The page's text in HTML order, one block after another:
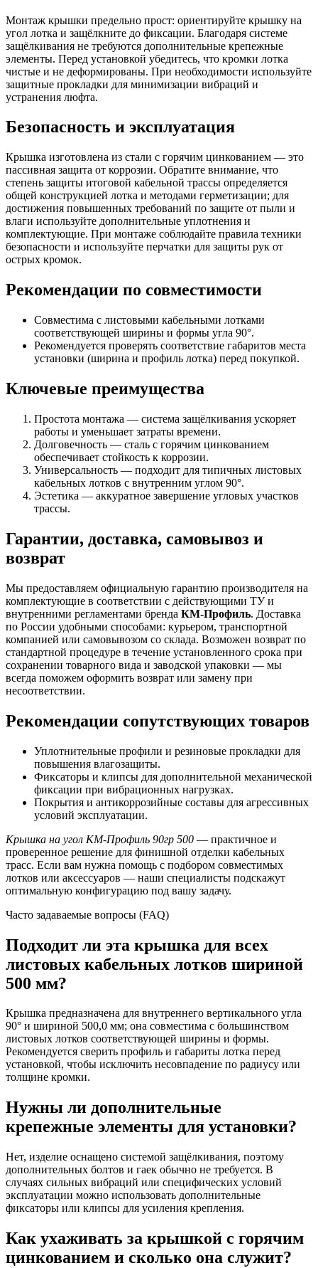
Монтаж крышки предельно прост: ориентируйте крышку на
угол лотка и защёлкните до фиксации. Благодаря системе
защёлкивания не требуются дополнительные крепежные
элементы. Перед установкой убедитесь, что кромки лотка
чистые и не деформированы. При необходимости используйте
защитные прокладки для минимизации вибраций и
устранения люфта.
Безопасность и эксплуатация
Крышка изготовлена из стали с горячим цинкованием — это
пассивная защита от коррозии. Обратите внимание, что
степень защиты итоговой кабельной трассы определяется
общей конструкцией лотка и методами герметизации; для
достижения повышенных требований по защите от пыли и
влаги используйте дополнительные уплотнения и
комплектующие. При монтаже соблюдайте правила техники
безопасности и используйте перчатки для защиты рук от
острых кромок.
Рекомендации по совместимости
Совместима с листовыми кабельными лотками
соответствующей ширины и формы угла 90°.
Рекомендуется проверять соответствие габаритов места
установки (ширина и профиль лотка) перед покупкой.
Ключевые преимущества
Простота монтажа — система защёлкивания ускоряет
работы и уменьшает затраты времени.
Долговечность — сталь с горячим цинкованием
обеспечивает стойкость к коррозии.
Универсальность — подходит для типичных листовых
кабельных лотков с внутренним углом 90°.
Эстетика — аккуратное завершение угловых участков
трассы.
Гарантии, доставка, самовывоз и
возврат
Мы предоставляем официальную гарантию производителя на
комплектующие в соответствии с действующими ТУ и
внутренними регламентами бренда КМ‑Профиль. Доставка
по России удобными способами: курьером, транспортной
компанией или самовывозом со склада. Возможен возврат по
стандартной процедуре в течение установленного срока при
сохранении товарного вида и заводской упаковки — мы
всегда поможем оформить возврат или замену при
несоответствии.
Рекомендации сопутствующих товаров
Уплотнительные профили и резиновые прокладки для
повышения влагозащиты.
Фиксаторы и клипсы для дополнительной механической
фиксации при вибрационных нагрузках.
Покрытия и антикоррозийные составы для агрессивных
условий эксплуатации.
Крышка на угол КМ‑Профиль 90гр 500 — практичное и
проверенное решение для финишной отделки кабельных
трасс. Если вам нужна помощь с подбором совместимых
лотков или аксессуаров — наши специалисты подскажут
оптимальную конфигурацию под вашу задачу.
Часто задаваемые вопросы (FAQ)
Подходит ли эта крышка для всех
листовых кабельных лотков шириной
500 мм?
Крышка предназначена для внутреннего вертикального угла
90° и шириной 500,0 мм; она совместима с большинством
листовых лотков соответствующей ширины и формы.
Рекомендуется сверить профиль и габариты лотка перед
установкой, чтобы исключить несовпадение по радиусу или
толщине кромки.
Нужны ли дополнительные
крепежные элементы для установки?
Нет, изделие оснащено системой защёлкивания, поэтому
дополнительных болтов и гаек обычно не требуется. В
случаях сильных вибраций или специфических условий
эксплуатации можно использовать дополнительные
фиксаторы или клипсы для усиления крепления.
Как ухаживать за крышкой с горячим
цинкованием и сколько она служит?